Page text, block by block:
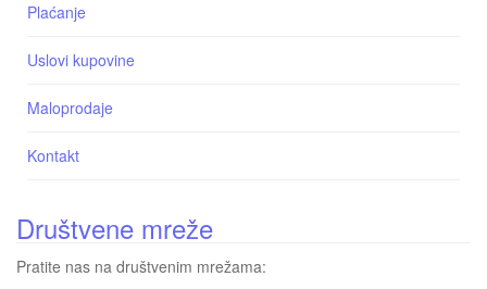
Plaćanje
Uslovi kupovine
Maloprodaje
Kontakt
Društvene mreže
Pratite nas na društvenim mrežama: